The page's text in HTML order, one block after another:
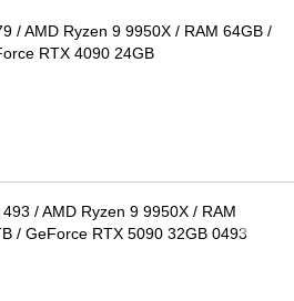
/ AMD Ryzen 9 9950X / RAM 64GB /
RTX 4090 24GB